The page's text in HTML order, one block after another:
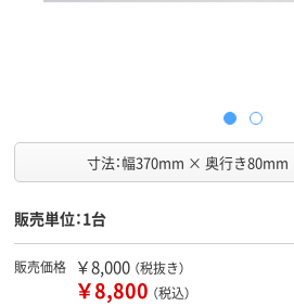
寸法：幅370mm × 奥行き
販売単位：1台
販売価格 ￥8,000 （税抜き）
￥8,800 （税込）